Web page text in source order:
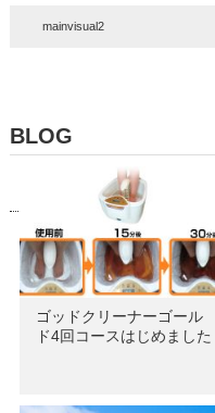
mainvisual2
BLOG
ゴッドクリーナーゴール
ド4回コースはじめました